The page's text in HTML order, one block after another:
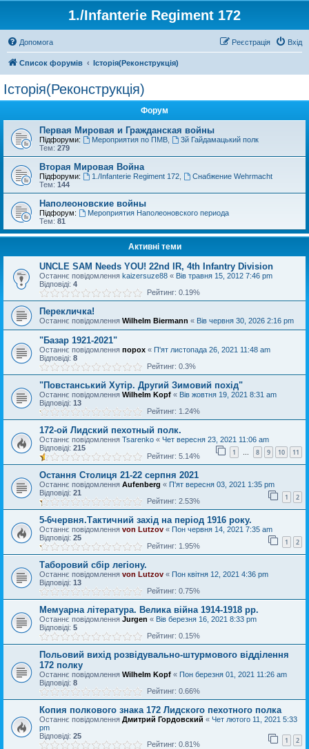
1./Infanterie Regiment 172
Допомога Вхід
Реєстрація
Список форумів Історiя(Реконструкція)
Історiя(Реконструкція)
Форум
Первая Мировая и Гражданская войны
Підфоруми: Мероприятия по ПМВ,
3й Гайдамацький полк
Тем: 279
Вторая Мировая Война
Підфоруми: 1./Infanterie Regiment 172,
Снабжение Wehrmacht
Тем: 144
Наполеоновские войны
Підфорум:
Мероприятия Наполеоновского периода
Тем: 81
Активні теми
UNCLE SAM Needs YOU! 22nd IR, 4th Infantry Division
Останнє повідомлення kaizersuze88 « Вів травня 15, 2012 7:46 pm
Відповіді: 4
Рейтинг: 0.19%
Перекличка!
Останнє повідомлення Wilhelm Biermann « Вів червня 30, 2026 2:16 pm
"Базар 1921-2021"
Останнє повідомлення порох « П'ят листопада 26, 2021 11:48 am
Відповіді: 8
Рейтинг: 0.3%
"Повстанський Хутір. Другий Зимовий похід"
Останнє повідомлення Wilhelm Kopf « Вів жовтня 19, 2021 8:31 am
Відповіді: 13
Рейтинг: 1.24%
172-ой Лидский пехотный полк.
Останнє повідомлення Tsarenko « Чет вересня 23, 2021 11:06 am
Відповіді: 215 1 … 8 9 10 11
Рейтинг: 5.14%
Остання Столиця 21-22 серпня 2021
Останнє повідомлення Aufenberg « П'ят вересня 03, 2021 1:35 pm
Відповіді: 21 1 2
Рейтинг: 2.53%
5-6червня.Тактичний захід на період 1916 року.
Останнє повідомлення von Lutzov « Пон червня 14, 2021 7:35 am
Відповіді: 25 1 2
Рейтинг: 1.95%
Таборовий сбір легіону.
Останнє повідомлення von Lutzov « Пон квітня 12, 2021 4:36 pm
Відповіді: 13
Рейтинг: 0.75%
Мемуарна література. Велика війна 1914-1918 рр.
Останнє повідомлення Jurgen « Вів березня 16, 2021 8:33 pm
Відповіді: 5
Рейтинг: 0.15%
Польовий вихід розвідувально-штурмового відділення
172 полку
Останнє повідомлення Wilhelm Kopf « Пон березня 01, 2021 11:26 am
Відповіді: 8
Рейтинг: 0.66%
Копия полкового знака 172 Лидского пехотного полка
Останнє повідомлення Дмитрий Гордовский « Чет лютого 11, 2021 5:33
pm
Відповіді: 25 1 2
Рейтинг: 0.81%